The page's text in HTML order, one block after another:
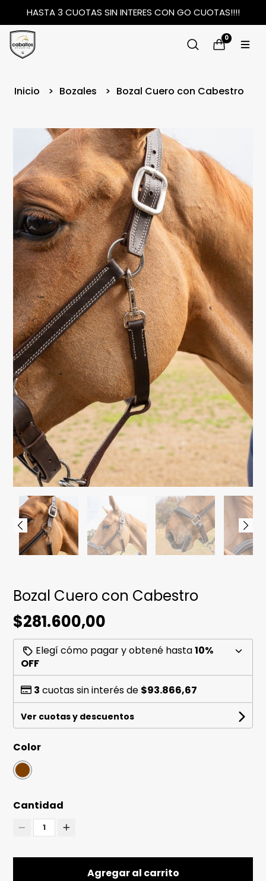
HASTA 3 CUOTAS SIN INTERES CON GO CUOTAS!!!!
0
Inicio Bozales Bozal Cuero con Cabestro
Bozal Cuero con Cabestro
$281.600,00
Elegí cómo pagar y obtené hasta10%
OFF
3 cuotas sin interés de $93.866,67
Ver cuotas y descuentos
Color
Cantidad
1
Agregar al carrito